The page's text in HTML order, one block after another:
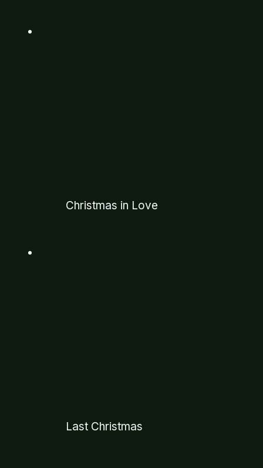
Christmas in Love
Last Christmas